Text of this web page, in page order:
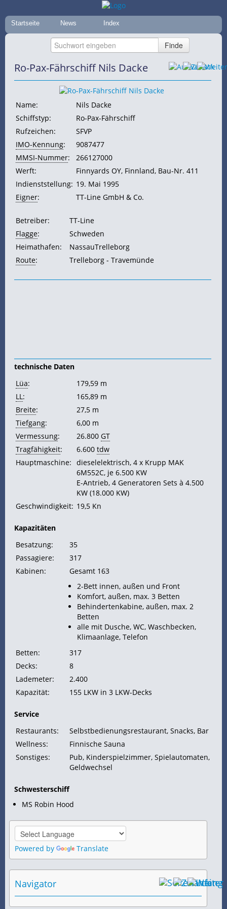
Startseite News Index
Ro-Pax-Fährschiff Nils Dacke
Name:
Nils Dacke
Schiffstyp:
Ro-Pax-Fährschiff
Rufzeichen:
SFVP
IMO-Kennung:
9087477
MMSI-Nummer:
266127000
Werft:
Finnyards OY, Finnland, Bau-Nr. 411
Indienststellung: 19. Mai 1995
Eigner: TT-Line GmbH & Co.
Betreiber:
TT-Line
Flagge:
Schweden
Heimathafen:
NassauTrelleborg
Route: Trelleborg - Travemünde
technische Daten
Lüa:
179,59 m
LL:
165,89 m
Breite:
27,5 m
Tiefgang:
6,00 m
Vermessung: 26.800 GT
Tragfähigkeit: 6.600 tdw
Hauptmaschine: dieselelektrisch, 4 x Krupp MAK
6M552C, je 6.500 KW
E-Antrieb, 4 Generatoren Sets à 4.500
KW (18.000 KW)
Geschwindigkeit: 19,5 Kn
Kapazitäten
Besatzung:
35
Passagiere:
317
Kabinen:
Gesamt 163
2-Bett innen, außen und Front
Komfort, außen, max. 3 Betten
Behindertenkabine, außen, max. 2
Betten
alle mit Dusche, WC, Waschbecken,
Klimaanlage, Telefon
Betten:
317
Decks:
8
Lademeter:
2.400
Kapazität:
155 LKW in 3 LKW-Decks
Service
Restaurants:
Selbstbedienungsrestaurant, Snacks, Bar
Wellness:
Finnische Sauna
Sonstiges:
Pub, Kinderspielzimmer, Spielautomaten,
Geldwechsel
Schwesterschiff
MS Robin Hood
Powered by Translate
Navigator